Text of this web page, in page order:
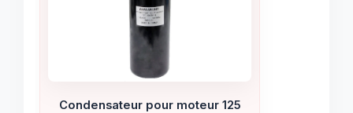
Condensateur pour moteur 125